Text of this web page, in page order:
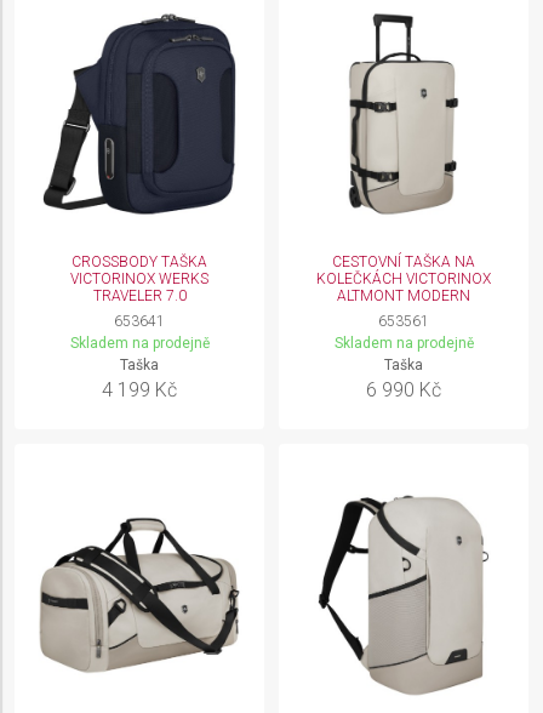
CROSSBODY TAŠKA
VICTORINOX WERKS
TRAVELER 7.0
653641
Skladem na prodejně
Taška
4 199 Kč
CESTOVNÍ TAŠKA NA
KOLEČKÁCH VICTORINOX
ALTMONT MODERN
653561
Skladem na prodejně
Taška
6 990 Kč